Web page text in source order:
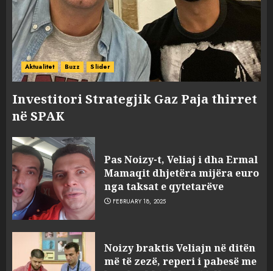
Aktualitet Buzz Slider
Investitori Strategjik Gaz Paja thirret
në SPAK
Pas Noizy-t, Veliaj i dha Ermal
Mamaqit dhjetëra mijëra euro
nga taksat e qytetarëve
FEBRUARY 18, 2025
Noizy braktis Veliajn në ditën
më të zezë, reperi i pabesë me
sulmuan “One Albania”,
ngjarja u fsheh. A u vodhën